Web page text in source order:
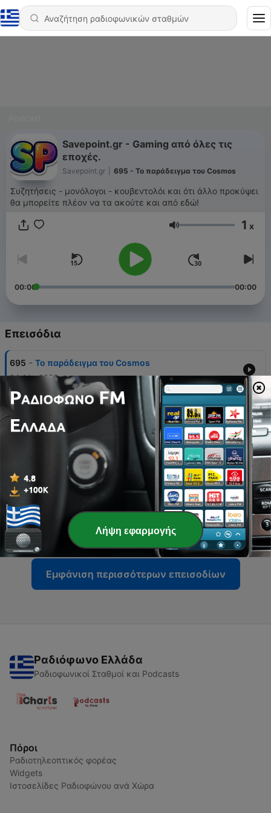
Savepoint.gr - Gaming από όλες τις
εποχές.
Savepoint.gr 695 - Το παράδειγμα του Cosmos
Συζητήσεις - μονόλογοι - κουβεντολόι και ότι άλλο προκύψει
θα μπορείτε πλέον να τα ακούτε και από εδώ!
Ένταση 1 x
00:00 00:00
Επεισόδια
695 - Το παράδειγμα του Cosmos
04 Αύγ 2026
694 - Χρονομηχανή 56 : Η σχέση μας με τον καφέ
Στις διακοπές... 🏖️
692 - Ουφάδικο. Part. 2
29 Ιούλ 2026
691 - Οδύσσεια
22 Ιούλ 2026
Εμφάνιση περισσότερων επεισοδίων
Ραδιόφωνο Ελλάδα
Ραδιοφωνικοί Σταθμοί και Podcasts
Πόροι
Ραδιοτηλεοπτικός φορέας
Widgets
Ιστοσελίδες Ραδιοφώνου ανά Χώρα
Λήψη εφαρμογής